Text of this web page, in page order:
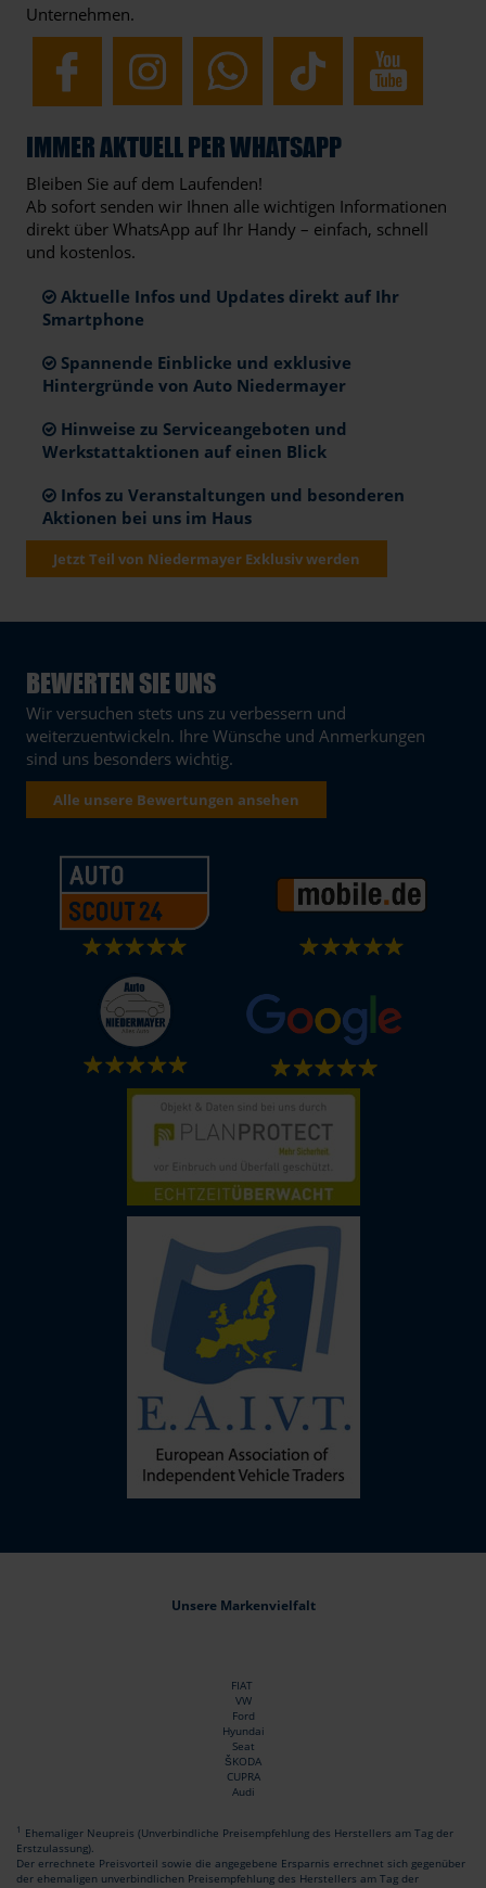
Unternehmen.
IMMER AKTUELL PER WHATSAPP
Bleiben Sie auf dem Laufenden!
Ab sofort senden wir Ihnen alle wichtigen Informationen
direkt über WhatsApp auf Ihr Handy – einfach, schnell
und kostenlos.
Aktuelle Infos und Updates direkt auf Ihr
Smartphone
Spannende Einblicke und exklusive
Hintergründe von Auto Niedermayer
Hinweise zu Serviceangeboten und
Werkstattaktionen auf einen Blick
Infos zu Veranstaltungen und besonderen
Aktionen bei uns im Haus
Jetzt Teil von Niedermayer Exklusiv werden
BEWERTEN SIE UNS
Wir versuchen stets uns zu verbessern und
weiterzuentwickeln. Ihre Wünsche und Anmerkungen
sind uns besonders wichtig.
Alle unsere Bewertungen ansehen
Unsere Markenvielfalt
FIAT
VW
Ford
Hyundai
Seat
ŠKODA
CUPRA
Audi
1 Ehemaliger Neupreis (Unverbindliche Preisempfehlung des Herstellers am Tag der
Erstzulassung).
Der errechnete Preisvorteil sowie die angegebene Ersparnis errechnet sich gegenüber
der ehemaligen unverbindlichen Preisempfehlung des Herstellers am Tag der